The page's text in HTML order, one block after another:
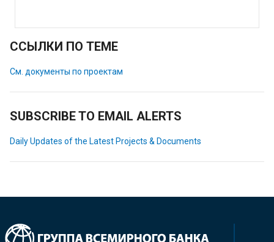
ССЫЛКИ ПО ТЕМЕ
См. документы по проектам
SUBSCRIBE TO EMAIL ALERTS
Daily Updates of the Latest Projects & Documents